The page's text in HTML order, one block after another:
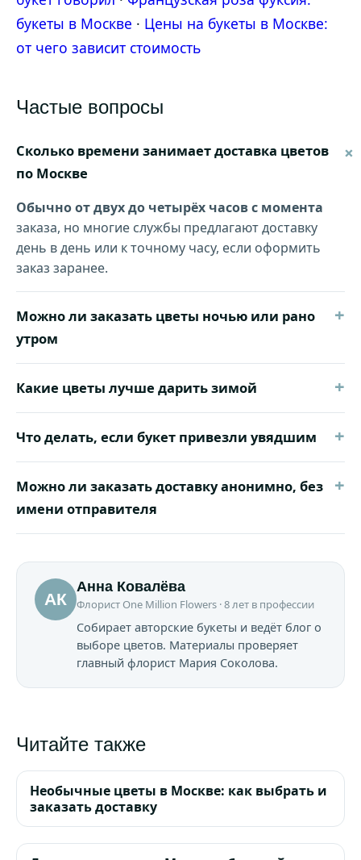
букеты в Москве · Цены на букеты в Москве:
от чего зависит стоимость
Частые вопросы
Сколько времени занимает доставка цветов
по Москве
+
Обычно от двух до четырёх часов с момента
заказа, но многие службы предлагают доставку
день в день или к точному часу, если оформить
заказ заранее.
Можно ли заказать цветы ночью или рано
утром
+
Какие цветы лучше дарить зимой +
Что делать, если букет привезли увядшим +
Можно ли заказать доставку анонимно, без
имени отправителя
+
АК
Анна Ковалёва
Флорист One Million Flowers · 8 лет в профессии
Собирает авторские букеты и ведёт блог о
выборе цветов. Материалы проверяет
главный флорист Мария Соколова.
Читайте также
Необычные цветы в Москве: как выбрать и
заказать доставку